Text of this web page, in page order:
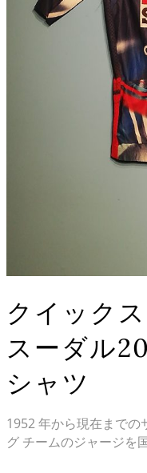
クイック
スーダル
シャツ
1952 年から現在までの
グ チームのジャージを